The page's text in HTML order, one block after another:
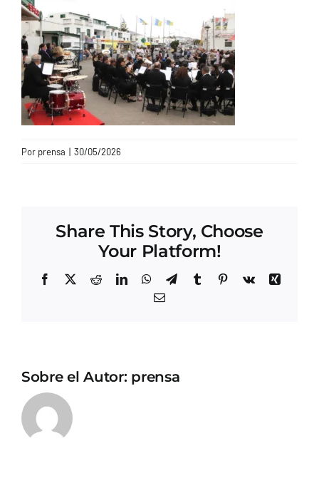
CONTACTO
Por prensa | 30/05/2026
Share This Story, Choose
Your Platform!
Facebook
X RedditLinkedInWhatsApp
TelegramTumblrPinterest
Vk
Xing
Correo
Sobre el Autor: prensa